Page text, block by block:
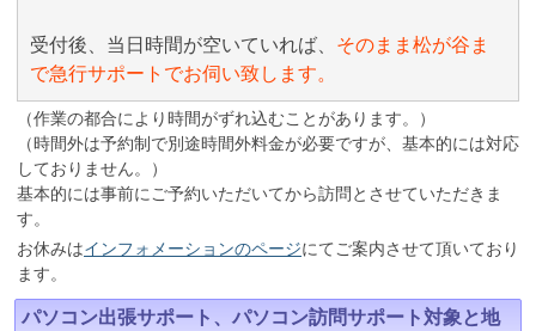
受付後、当日時間が空いていれば、 そのまま松が谷ま
で急行サポートでお伺い致します。
（作業の都合により時間がずれ込むことがあります。）
（時間外は予約制で別途時間外料金が必要ですが、基本的には対応
しておりません。）
基本的には事前にご予約いただいてから訪問とさせていただきま
す。
お休みはインフォメーションのページにてご案内させて頂いており
ます。
パソコン出張サポート、パソコン訪問サポート対象と地